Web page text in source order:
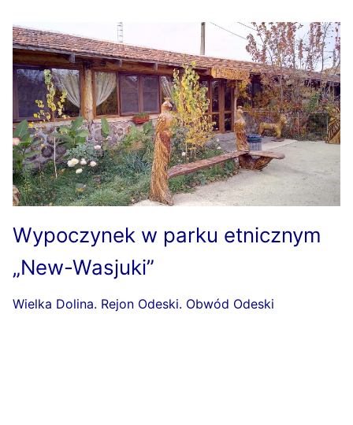
Wypoczynek w parku etnicznym
„New-Wasjuki”
Wielka Dolina. Rejon Odeski. Obwód Odeski